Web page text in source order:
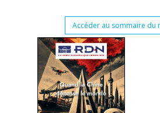
Accéder au sommaire du